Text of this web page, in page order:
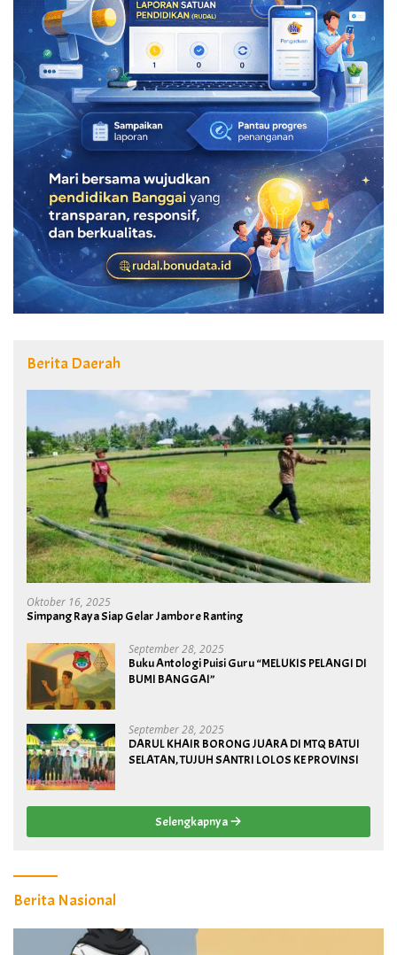
Berita Daerah
Oktober 16, 2025
Simpang Raya Siap Gelar Jambore Ranting
September 28, 2025
Buku Antologi Puisi Guru “MELUKIS PELANGI DI
BUMI BANGGAI”
September 28, 2025
DARUL KHAIR BORONG JUARA DI MTQ BATUI
SELATAN, TUJUH SANTRI LOLOS KE PROVINSI
Selengkapnya
Berita Nasional